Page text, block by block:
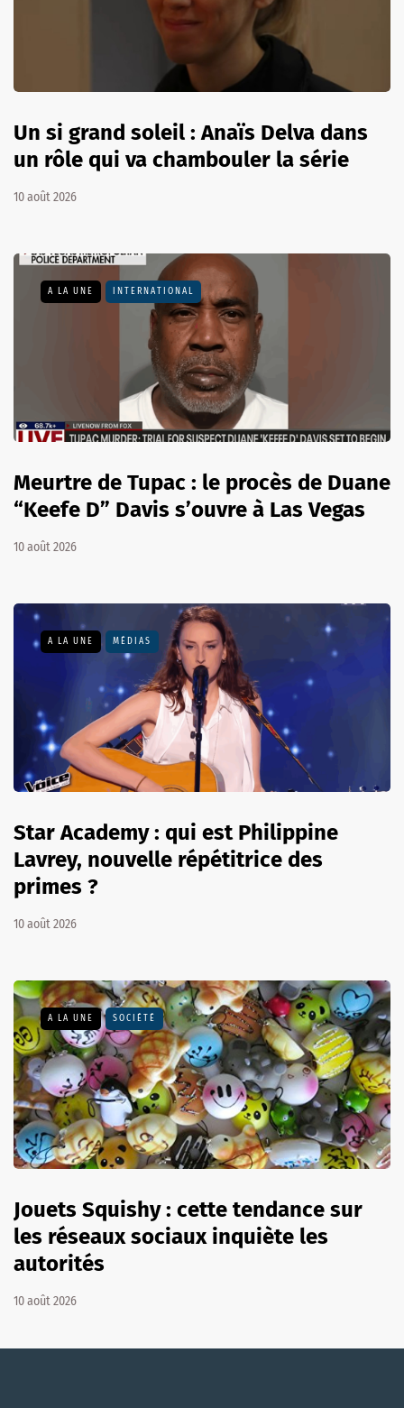
Un si grand soleil : Anaïs Delva dans
un rôle qui va chambouler la série
10 août 2026
A LA UNE INTERNATIONAL
Meurtre de Tupac : le procès de Duane
“Keefe D” Davis s’ouvre à Las Vegas
10 août 2026
A LA UNE MÉDIAS
Star Academy : qui est Philippine
Lavrey, nouvelle répétitrice des
primes ?
10 août 2026
A LA UNE SOCIÉTÉ
Jouets Squishy : cette tendance sur
les réseaux sociaux inquiète les
autorités
10 août 2026